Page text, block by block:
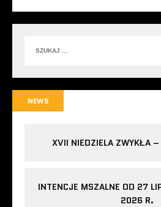
NEWS
XVII NIEDZIELA ZWYKŁA
INTENCJE MSZALNE OD 27
2026 R.